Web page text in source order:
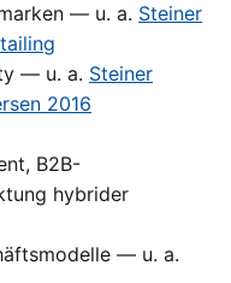
— u. a. Steiner
— u. a. Steiner
2016
B2B-
hybrider
— u. a.